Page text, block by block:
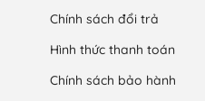
Chính sách đổi trả
Hình thức thanh toán
Chính sách bảo hành